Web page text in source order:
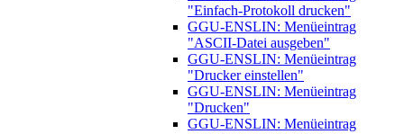
"Einfach-Protokoll drucken"
GGU-ENSLIN: Menüeintrag
"ASCII-Datei ausgeben"
GGU-ENSLIN: Menüeintrag
"Drucker einstellen"
GGU-ENSLIN: Menüeintrag
"Drucken"
GGU-ENSLIN: Menüeintrag